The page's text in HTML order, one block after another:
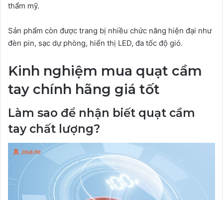
thẩm mỹ.
Sản phẩm còn được trang bị nhiều chức năng hiện đại như
đèn pin, sạc dự phòng, hiển thị LED, đa tốc độ gió.
Kinh nghiệm mua quạt cầm
tay chính hãng giá tốt
Làm sao để nhận biết quạt cầm
tay chất lượng?